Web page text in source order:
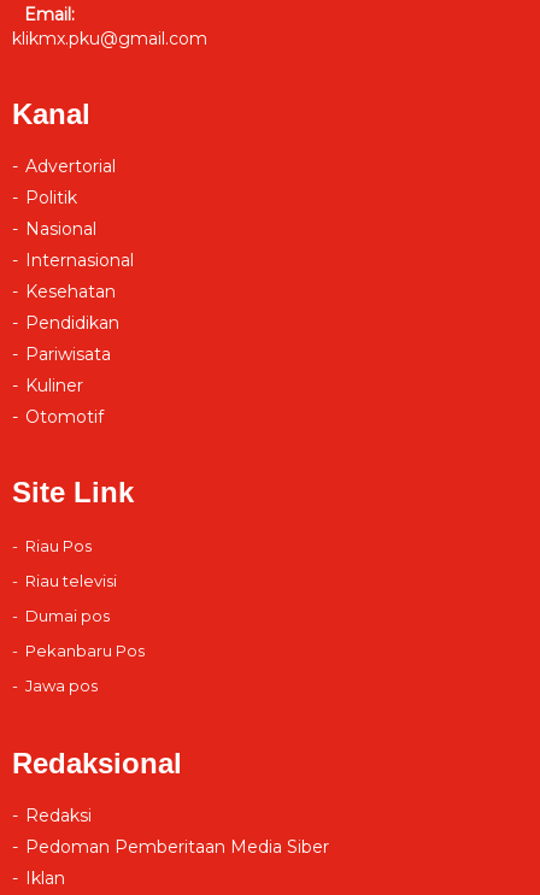
Email:
klikmx.pku@gmail.com
Kanal
Advertorial
Politik
Nasional
Internasional
Kesehatan
Pendidikan
Pariwisata
Kuliner
Otomotif
Site Link
Riau Pos
Riau televisi
Dumai pos
Pekanbaru Pos
Jawa pos
Redaksional
Redaksi
Pedoman Pemberitaan Media Siber
Iklan